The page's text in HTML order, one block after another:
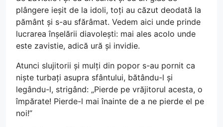
plângere ieșit de la idoli, toți au căzut deodată la
pământ și s-au sfărâmat. Vedem aici unde prinde
lucrarea înșelării diavolești: mai ales acolo unde
este zavistie, adică ură și invidie.
Atunci slujitorii și mulți din popor s-au pornit ca
niște turbați asupra sfântului, bătându-l și
legându-l, strigând: „Pierde pe vrăjitorul acesta, o
împărate! Pierde-l mai înainte de a ne pierde el pe
noi!”